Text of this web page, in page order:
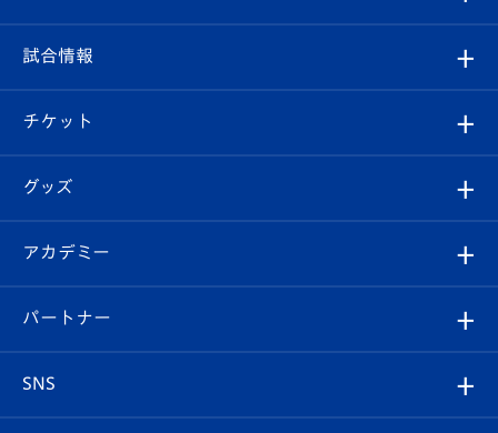
クラブ
試合情報
チケット
イベント
メディア
ホームタウン
クラブ概要
エンブレム紹介
スタッフプロフィール
マスコット紹介
観戦ルール
はじめての観戦ガイド
Revive Team
ヴィヴィくんの長崎おもてなしガイド
試合情報
試合日程/結果
フォトギャラリー
スタジアムグルメ
チケット
チケット
V-LOVERS（ファンクラブ）
プレイヤーズスイート
グッズ
オンラインショップ
店舗情報
アカデミー
育成からのお知らせ
U-18
パートナー
SNS